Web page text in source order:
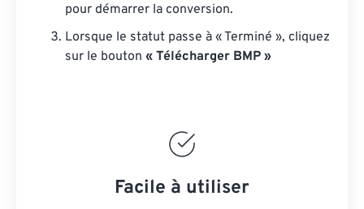
pour démarrer la conversion.
Lorsque le statut passe à « Terminé », cliquez
sur le bouton « Télécharger BMP »
Facile à utiliser